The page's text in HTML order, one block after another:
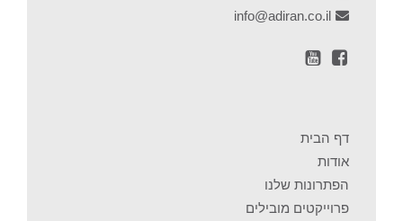
info@adiran.co.il
דף הבית
אודות
הפתרונות שלנו
פרוייקטים מובילים